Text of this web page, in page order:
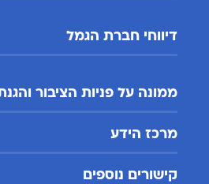
דיווחי חברת הגמל
ממונה על פניות הציבור
מרכז הידע
קישורים נוספים